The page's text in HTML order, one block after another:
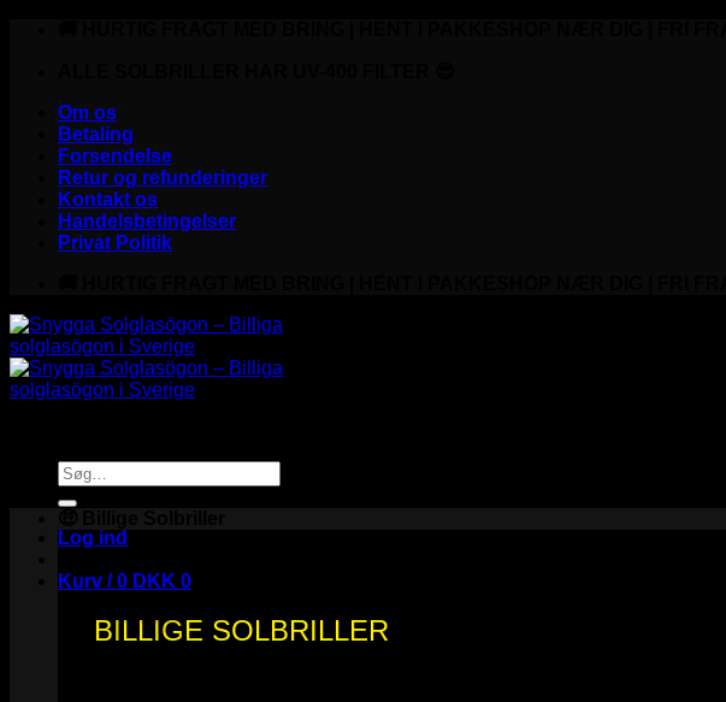
Om os
Betaling
Forsendelse
Retur og refunderinger
Kontakt os
Handelsbetingelser
Privat Politik
Søg
efter:
Log ind
Kurv /0 DKK 0
BILLIGE SOLBRILLER